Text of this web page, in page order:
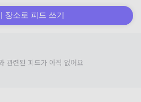
장소로 피드 쓰기
관련된 피드가 아직 없어요